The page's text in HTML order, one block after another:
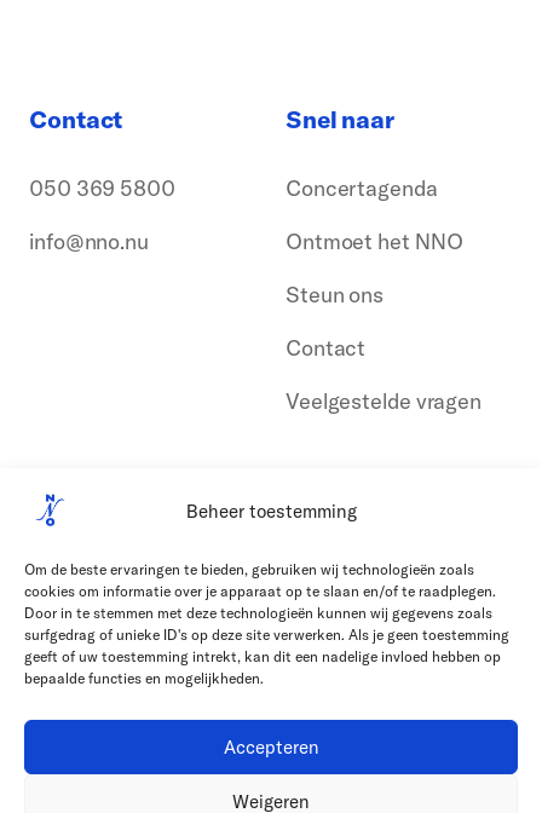
Beheer toestemming
Om de beste ervaringen te bieden, gebruiken wij technologieën zoals
cookies om informatie over je apparaat op te slaan en/of te raadplegen.
Door in te stemmen met deze technologieën kunnen wij gegevens zoals
surfgedrag of unieke ID's op deze site verwerken. Als je geen toestemming
geeft of uw toestemming intrekt, kan dit een nadelige invloed hebben op
bepaalde functies en mogelijkheden.
Accepteren
Weigeren
Contact
050 369 5800
info@nno.nu
Snel naar
Concertagenda
Ontmoet het NNO
Steun ons
Contact
Veelgestelde vragen